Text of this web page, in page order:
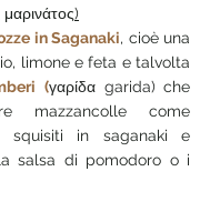
)
in Saganaki, cioè una
limone e feta e talvolta
(γαρίδα garida) che
mazzancolle come
squisiti in saganaki e
salsa di pomodoro o i